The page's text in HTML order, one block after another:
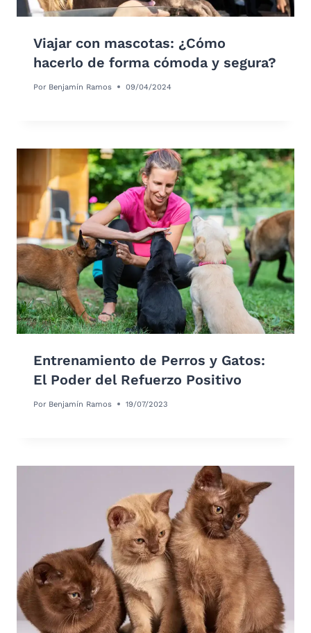
Viajar con mascotas: ¿Cómo
hacerlo de forma cómoda y segura?
Por Benjamín Ramos 09/04/2024
Entrenamiento de Perros y Gatos:
El Poder del Refuerzo Positivo
Por Benjamín Ramos 19/07/2023